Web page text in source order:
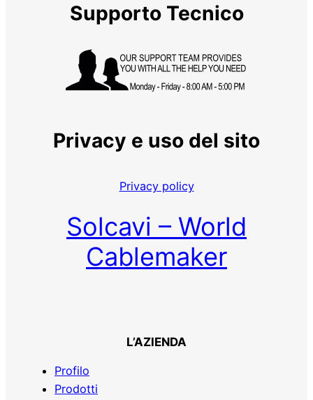
Supporto Tecnico
Privacy e uso del sito
Privacy policy
Solcavi – World
Cablemaker
L’AZIENDA
Profilo
Prodotti